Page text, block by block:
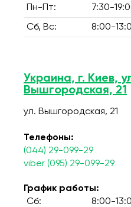
Пн-Пт:
7:30-
Сб, Вс: 8:00-
Украина, г. Киев,
Вышгородская, 21
ул. Вышгородская, 21
Телефоны:
(044) 29-099-29
viber (095) 29-099-29
График работы:
Сб:
8:00-